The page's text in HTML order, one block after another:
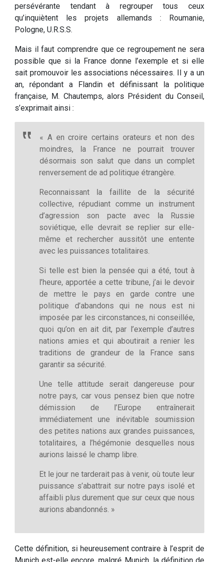
persévérante tendant à regrouper tous ceux
qu’inquiètent les projets allemands : Roumanie,
Pologne, U.R.S.S.
Mais il faut comprendre que ce regroupement ne sera
possible que si la France donne l’exemple et si elle
sait promouvoir les associations nécessaires. Il y a un
an, répondant a Flandin et définissant la politique
française, M. Chautemps, alors Président du Conseil,
s’exprimait ainsi :
« A en croire certains orateurs et non des
moindres, la France ne pourrait trouver
désormais son salut que dans un complet
renversement de ad politique étrangère.
Reconnaissant la faillite de la sécurité
collective, répudiant comme un instrument
d’agression son pacte avec la Russie
soviétique, elle devrait se replier sur elle-
même et rechercher aussitôt une entente
avec les puissances totalitaires.
Si telle est bien la pensée qui a été, tout à
l’heure, apportée a cette tribune, j’ai le devoir
de mettre le pays en garde contre une
politique d’abandons qui ne nous est ni
imposée par les circonstances, ni conseillée,
quoi qu’on en ait dit, par l’exemple d’autres
nations amies et qui aboutirait a renier les
traditions de grandeur de la France sans
garantir sa sécurité.
Une telle attitude serait dangereuse pour
notre pays, car vous pensez bien que notre
démission de l’Europe entraînerait
immédiatement une inévitable soumission
des petites nations aux grandes puissances,
totalitaires, a l’hégémonie desquelles nous
aurions laissé le champ libre.
Et le jour ne tarderait pas à venir, où toute leur
puissance s’abattrait sur notre pays isolé et
affaibli plus durement que sur ceux que nous
aurions abandonnés. »
Cette définition, si heureusement contraire à l’esprit de